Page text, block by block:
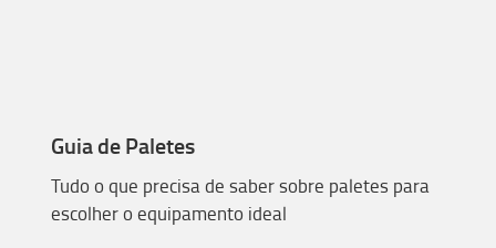
Guia de Paletes
Tudo o que precisa de saber sobre paletes para
escolher o equipamento ideal